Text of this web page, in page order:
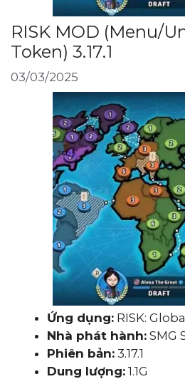
RISK MOD (Menu/
Token) 3.17.1
03/03/2025
Ứng dụng: RISK:
Nhà phát hành: SMG
Phiên bản: 3.17.1
Dung lượng: 1.1G